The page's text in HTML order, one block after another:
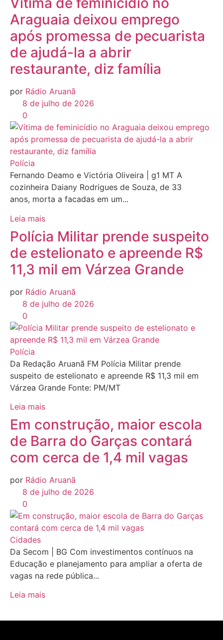
Araguaia deixou emprego
após promessa de pecuarista
de ajudá-la a abrir
restaurante, diz família
por Rádio Aruanã
8 de julho de 2026
0
Polícia
Fernando Deamo e Victória Oliveira | g1 MT A
cozinheira Daiany Rodrigues de Souza, de 33
anos, morta a facadas em um...
Leia mais
Polícia Militar prende suspeito
de estelionato e apreende R$
11,3 mil em Várzea Grande
por Rádio Aruanã
8 de julho de 2026
0
Polícia
Da Redação Aruanã FM Polícia Militar prende
suspeito de estelionato e apreende R$ 11,3 mil em
Várzea Grande Fonte: PM/MT
Leia mais
Em construção, maior escola
de Barra do Garças contará
com cerca de 1,4 mil vagas
por Rádio Aruanã
8 de julho de 2026
0
Cidades
Da Secom | BG Com investimentos contínuos na
Educação e planejamento para ampliar a oferta de
vagas na rede pública...
Leia mais